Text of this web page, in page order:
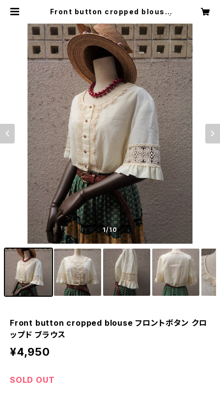
Front button cropped blouse
Little Trip to Heaven
1/10
Front button cropped blouse フロントボタン クロ
ップド ブラウス
¥4,950
SOLD OUT